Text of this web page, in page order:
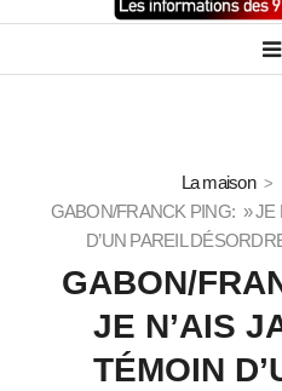
La maison
GABON/FRANCK PING: » JE
D’UN PAREIL
GABON/
JE N’AIS
TÉMOIN